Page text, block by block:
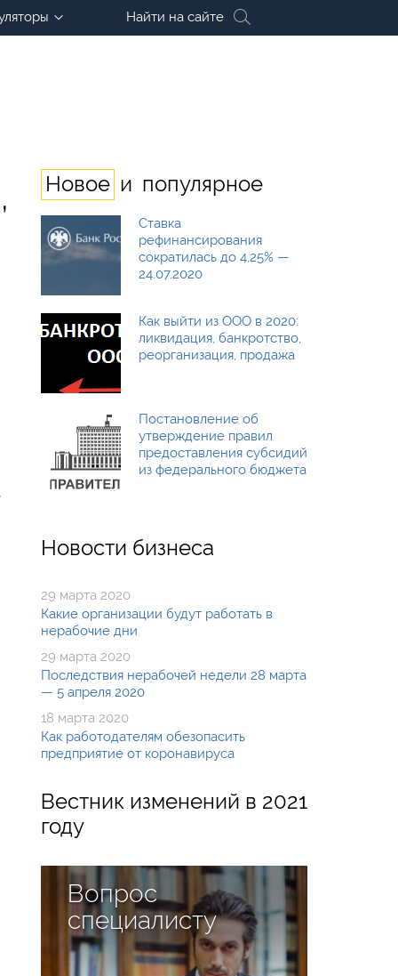
Найти на сайте
Новое и популярное
Ставка
рефинансирования
сократилась до 4,25% —
24.07.2020
Как выйти из ООО в 2020:
ликвидация, банкротство,
реорганизация, продажа
Постановление об
утверждение правил
предоставления субсидий
из федерального бюджета
Новости бизнеса
29 марта 2020
Какие организации будут работать в
нерабочие дни
29 марта 2020
Последствия нерабочей недели 28 марта
— 5 апреля 2020
18 марта 2020
Как работодателям обезопасить
предприятие от коронавируса
Вестник изменений в 2021
году
Вопрос
специалисту